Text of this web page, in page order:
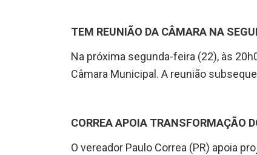
TEM REUNIÃO DA CÂMARA NA
Na próxima segunda-feira (22), às
Câmara Municipal. A reunião
CORREA APOIA TRANSFORMAÇÃO
O vereador Paulo Correa (PR) apoia